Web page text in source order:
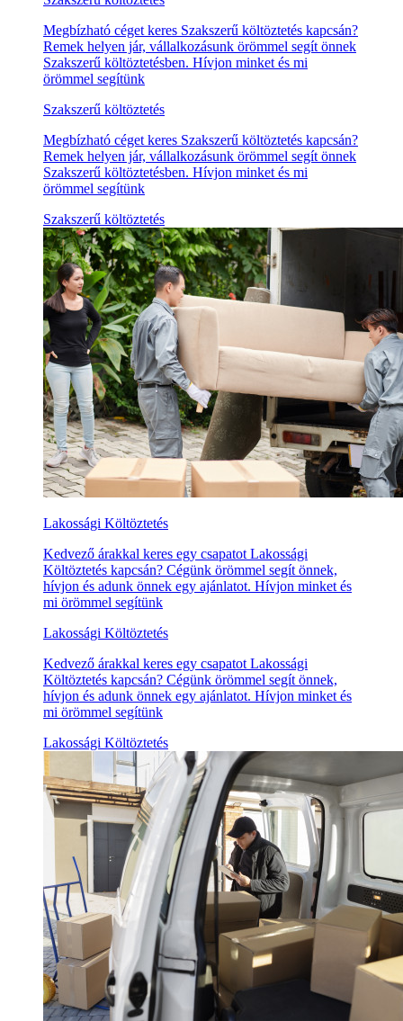
Megbízható céget keres Szakszerű költöztetés kapcsán?
Remek helyen jár, vállalkozásunk örömmel segít önnek
Szakszerű költöztetésben. Hívjon minket és mi
örömmel segítünk
Szakszerű költöztetés
Megbízható céget keres Szakszerű költöztetés kapcsán?
Remek helyen jár, vállalkozásunk örömmel segít önnek
Szakszerű költöztetésben. Hívjon minket és mi
örömmel segítünk
Szakszerű költöztetés
Lakossági Költöztetés
Kedvező árakkal keres egy csapatot Lakossági
Költöztetés kapcsán? Cégünk örömmel segít önnek,
hívjon és adunk önnek egy ajánlatot. Hívjon minket és
mi örömmel segítünk
Lakossági Költöztetés
Kedvező árakkal keres egy csapatot Lakossági
Költöztetés kapcsán? Cégünk örömmel segít önnek,
hívjon és adunk önnek egy ajánlatot. Hívjon minket és
mi örömmel segítünk
Lakossági Költöztetés